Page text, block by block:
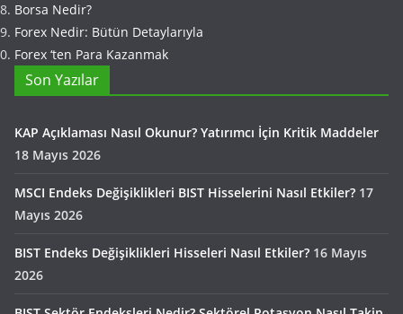
Borsa Nedir?
Forex Nedir: Bütün Detaylarıyla
Forex ‘ten Para Kazanmak
Son Yazılar
KAP Açıklaması Nasıl Okunur? Yatırımcı İçin Kritik Maddeler
18 Mayıs 2026
MSCI Endeks Değişiklikleri BIST Hisselerini Nasıl Etkiler? 17
Mayıs 2026
BIST Endeks Değişiklikleri Hisseleri Nasıl Etkiler? 16 Mayıs
2026